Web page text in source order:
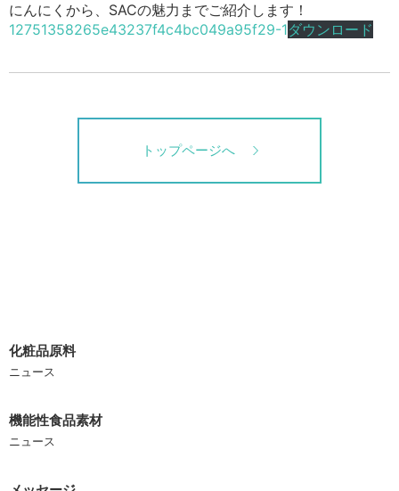
にんにくから、SACの魅力までご紹介します！
12751358265e43237f4c4bc049a95f29-1ダウンロード
トップページへ
化粧品原料
ニュース
機能性食品素材
ニュース